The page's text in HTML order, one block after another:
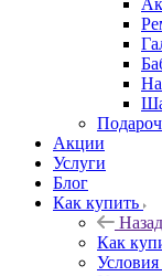
Акции
Услуги
Блог
Как купить
Назад
Как